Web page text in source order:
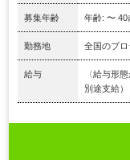
募集年齢 年齢: 〜 40
勤務地 全国のプ
給与
〈給与形
別途支給）